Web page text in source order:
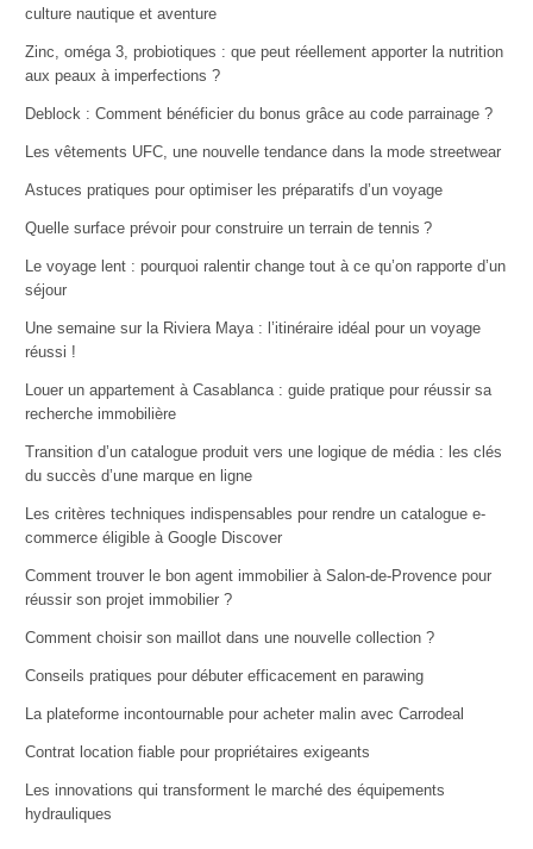
culture nautique et aventure
Zinc, oméga 3, probiotiques : que peut réellement apporter la nutrition
aux peaux à imperfections ?
Deblock : Comment bénéficier du bonus grâce au code parrainage ?
Les vêtements UFC, une nouvelle tendance dans la mode streetwear
Astuces pratiques pour optimiser les préparatifs d’un voyage
Quelle surface prévoir pour construire un terrain de tennis ?
Le voyage lent : pourquoi ralentir change tout à ce qu’on rapporte d’un
séjour
Une semaine sur la Riviera Maya : l’itinéraire idéal pour un voyage
réussi !
Louer un appartement à Casablanca : guide pratique pour réussir sa
recherche immobilière
Transition d’un catalogue produit vers une logique de média : les clés
du succès d’une marque en ligne
Les critères techniques indispensables pour rendre un catalogue e-
commerce éligible à Google Discover
Comment trouver le bon agent immobilier à Salon-de-Provence pour
réussir son projet immobilier ?
Comment choisir son maillot dans une nouvelle collection ?
Conseils pratiques pour débuter efficacement en parawing
La plateforme incontournable pour acheter malin avec Carrodeal
Contrat location fiable pour propriétaires exigeants
Les innovations qui transforment le marché des équipements
hydrauliques